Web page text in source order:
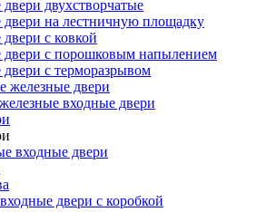
двухстворчатые
на лестничную площадку
с ковкой
двери с порошковым напылением
с терморазрывом
железные двери
входные двери
входные двери
двери с коробкой